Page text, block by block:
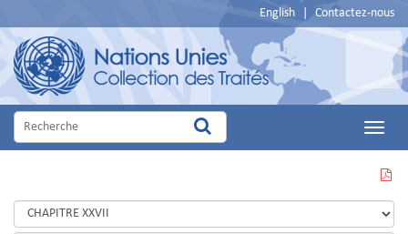
English Contactez-nous
Main
CETTE
PAGE